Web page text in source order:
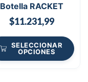
Botella RACKET
$11.231,99
SELECCIONAR
OPCIONES